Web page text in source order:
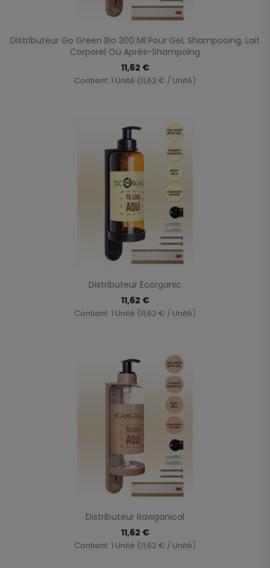
Distributeur Go Green Bio 300 Ml Pour Gel, Shampooing, Lait
Corporel Ou Après-Shampoing
11,62 €
Contient: 1 Unité (11,62 € / Unité)
Distributeur Ecorganic
11,62 €
Contient: 1 Unité (11,62 € / Unité)
Distributeur Rawganical
11,62 €
Contient: 1 Unité (11,62 € / Unité)